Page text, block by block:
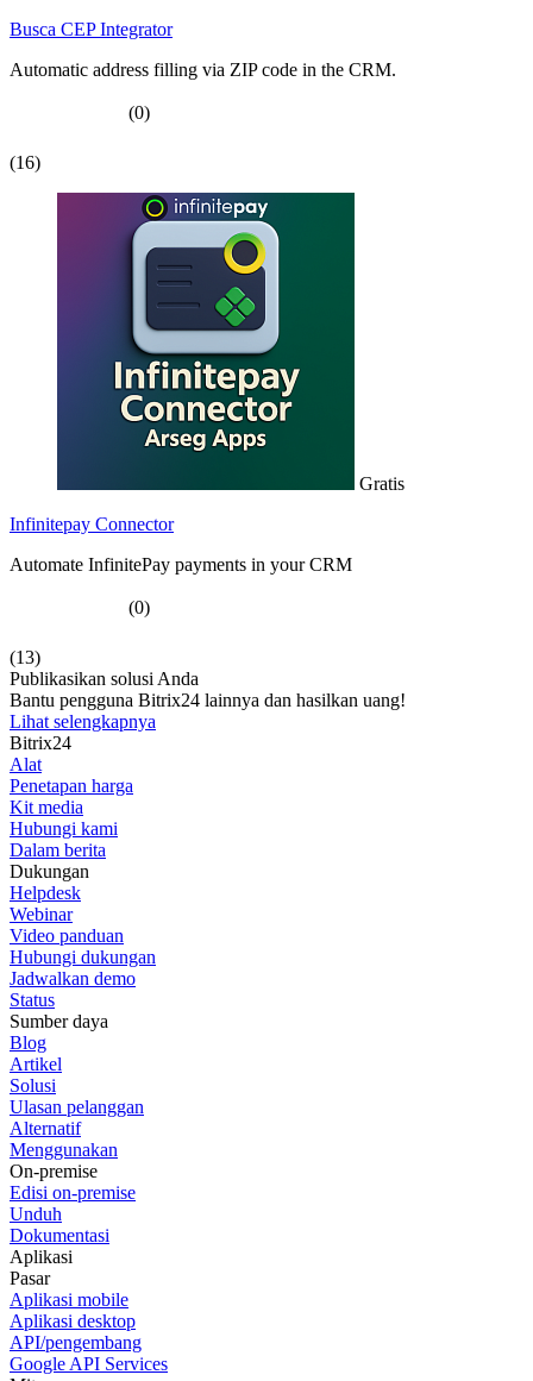
Busca CEP Integrator
Automatic address filling via ZIP code in the CRM.
(0)
(16)
Gratis
Infinitepay Connector
Automate InfinitePay payments in your CRM
(0)
(13)
Publikasikan solusi Anda
Bantu pengguna Bitrix24 lainnya dan hasilkan uang!
Lihat selengkapnya
Bitrix24
Alat
Penetapan harga
Kit media
Hubungi kami
Dalam berita
Dukungan
Helpdesk
Webinar
Video panduan
Hubungi dukungan
Jadwalkan demo
Status
Sumber daya
Blog
Artikel
Solusi
Ulasan pelanggan
Alternatif
Menggunakan
On-premise
Edisi on-premise
Unduh
Dokumentasi
Aplikasi
Pasar
Aplikasi mobile
Aplikasi desktop
API/pengembang
Google API Services